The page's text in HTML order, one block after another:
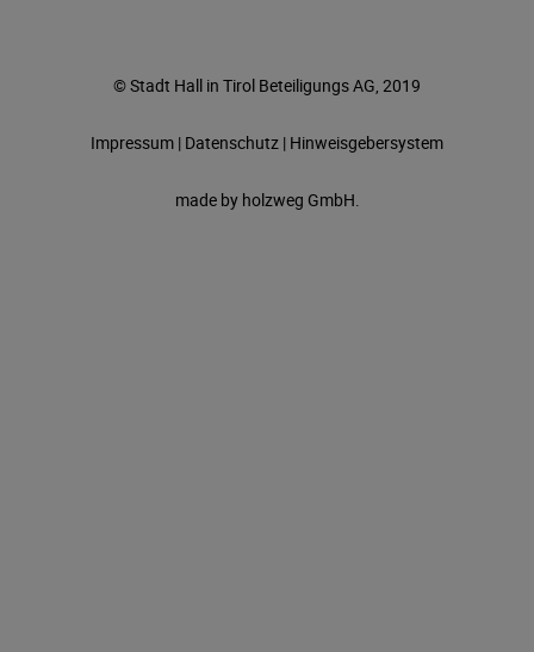
© Stadt Hall in Tirol Beteiligungs AG, 2019
Impressum | Datenschutz | Hinweisgebersystem
made by holzweg GmbH.